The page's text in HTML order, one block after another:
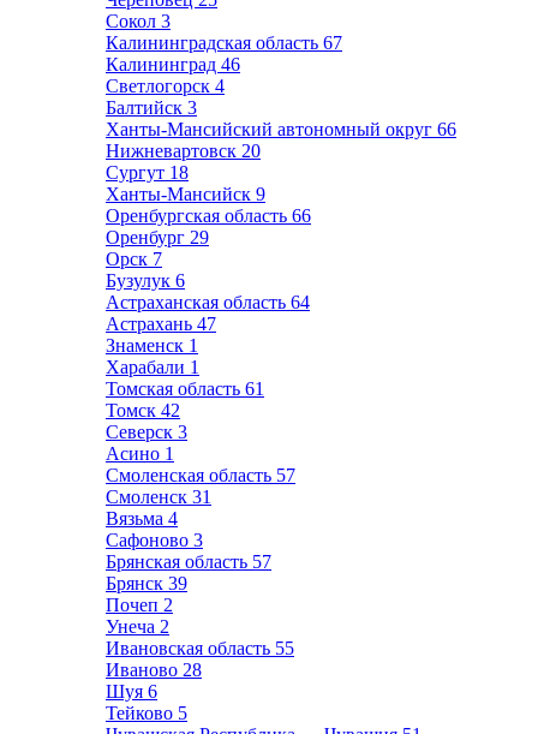
Сокол 3
Калининградская область 67
Калининград 46
Светлогорск 4
Балтийск 3
Ханты-Мансийский автономный округ 66
Нижневартовск 20
Сургут 18
Ханты-Мансийск 9
Оренбургская область 66
Оренбург 29
Орск 7
Бузулук 6
Астраханская область 64
Астрахань 47
Знаменск 1
Харабали 1
Томская область 61
Томск 42
Северск 3
Асино 1
Смоленская область 57
Смоленск 31
Вязьма 4
Сафоново 3
Брянская область 57
Брянск 39
Почеп 2
Унеча 2
Ивановская область 55
Иваново 28
Шуя 6
Тейково 5